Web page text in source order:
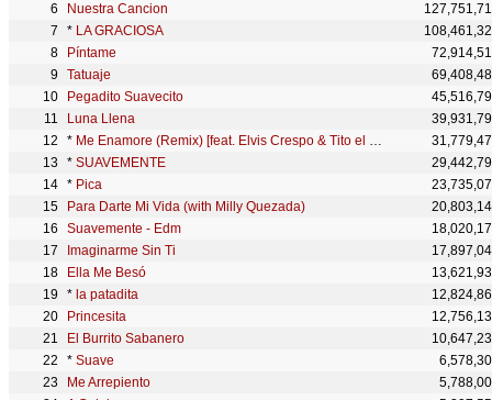
Nuestra Cancion
* LA GRACIOSA
Píntame
Tatuaje
Pegadito Suavecito
Luna Llena
* Me Enamore (Remix) [feat. Elvis Crespo & Tito el Bambino]
* SUAVEMENTE
* Pica
Para Darte Mi Vida (with Milly Quezada)
Suavemente - Edm
Imaginarme Sin Ti
Ella Me Besó
* la patadita
Princesita
El Burrito Sabanero
* Suave
Me Arrepiento